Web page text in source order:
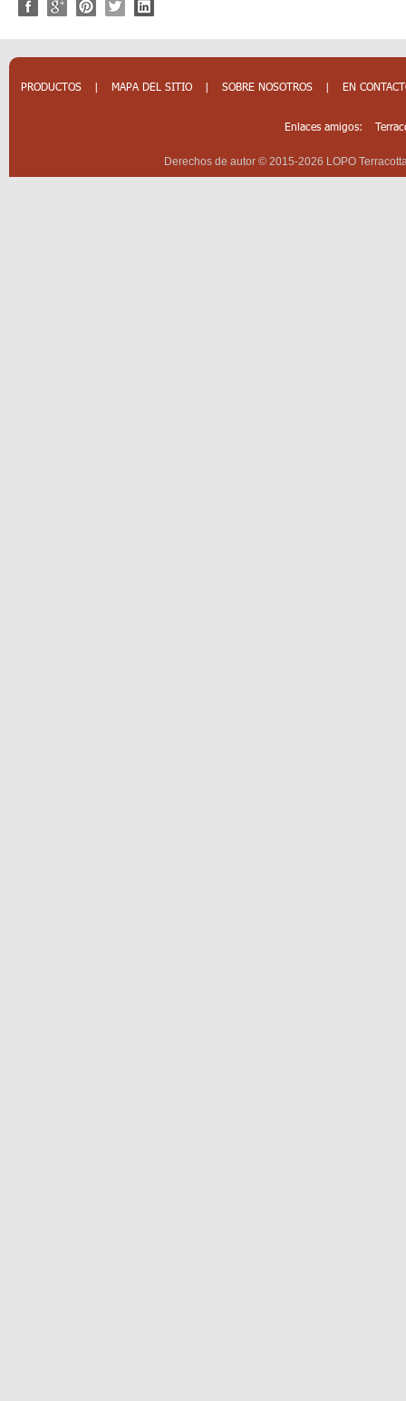
PRODUCTOS | MAPA DEL SITIO | SOBRE NOSOTROS | EN
Enlaces amigos:
Derechos de autor © 2015-2026 LOPO